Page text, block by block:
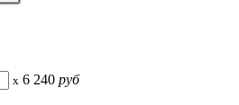
x 6 240 руб